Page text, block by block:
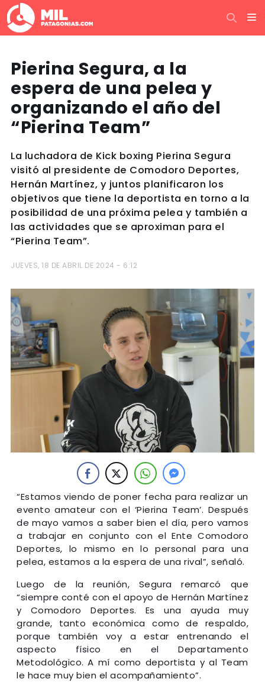
Pierina Segura, a la
espera de una pelea y
organizando el año del
“Pierina Team”
La luchadora de Kick boxing Pierina Segura
visitó al presidente de Comodoro Deportes,
Hernán Martínez, y juntos planificaron los
objetivos que tiene la deportista en torno a la
posibilidad de una próxima pelea y también a
las actividades que se aproximan para el
“Pierina Team”.
JUEVES, 18 DE ABRIL DE 2024 - 6:12
“Estamos viendo de poner fecha para realizar un
evento amateur con el ‘Pierina Team’. Después
de mayo vamos a saber bien el día, pero vamos
a trabajar en conjunto con el Ente Comodoro
Deportes, lo mismo en lo personal para una
pelea, estamos a la espera de una rival”, señaló.
Luego de la reunión, Segura remarcó que
“siempre conté con el apoyo de Hernán Martínez
y Comodoro Deportes. Es una ayuda muy
grande, tanto económica como de respaldo,
porque también voy a estar entrenando el
aspecto físico en el Departamento
Metodológico. A mí como deportista y al Team
le hace muy bien el acompañamiento”.